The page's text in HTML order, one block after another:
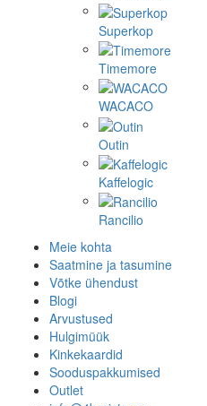
Superkop
Timemore
WACACO
Outin
Kaffelogic
Rancilio
Meie kohta
Saatmine ja tasumine
Võtke ühendust
Blogi
Arvustused
Hulgimüük
Kinkekaardid
Sooduspakkumised
Outlet